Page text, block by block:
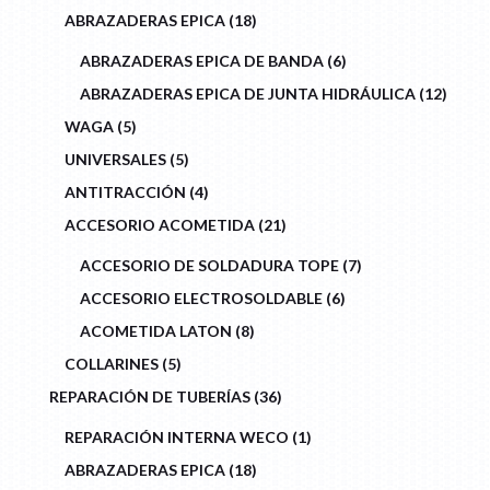
ABRAZADERAS EPICA 1818
PRODUCTS
ABRAZADERAS EPICA DE BANDA 66
PRODUCTS
ABRAZADERAS EPICA DE JUNTA HIDRÁULICA 1212
WAGA 55
PRODUCTS
UNIVERSALES 55
PRODUCTS
ANTITRACCIÓN 44
PRODUCTS
ACCESORIO ACOMETIDA 2121
PRODUCTS
ACCESORIO DE SOLDADURA TOPE 77
PRODUCTS
ACCESORIO ELECTROSOLDABLE 66
PRODUCTS
ACOMETIDA LATON 88
PRODUCTS
COLLARINES 55
PRODUCTS
REPARACIÓN DE TUBERÍAS 3636
PRODUCTS
REPARACIÓN INTERNA WECO 11
PRODUCT
ABRAZADERAS EPICA 1818
PRODUCTS